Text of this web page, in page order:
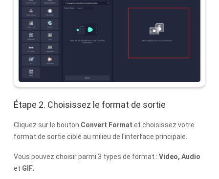
Étape 2. Choisissez le format de sortie
Cliquez sur le bouton Convert Format et choisissez votre
format de sortie ciblé au milieu de l'interface principale.
Vous pouvez choisir parmi 3 types de format : Video, Audio
et GIF